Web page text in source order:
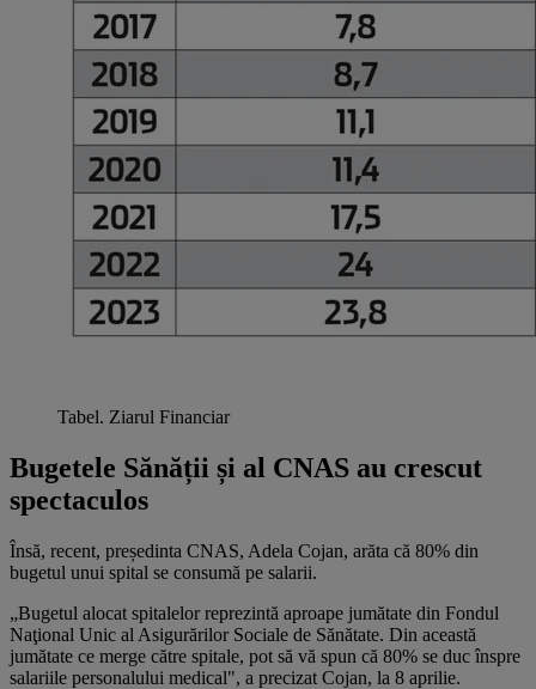
Tabel. Ziarul Financiar
Bugetele Sănății și al CNAS au crescut
spectaculos
Însă, recent, președinta CNAS, Adela Cojan, arăta că 80% din
bugetul unui spital se consumă pe salarii.
„Bugetul alocat spitalelor reprezintă aproape jumătate din Fondul
Naţional Unic al Asigurărilor Sociale de Sănătate. Din această
jumătate ce merge către spitale, pot să vă spun că 80% se duc înspre
salariile personalului medical", a precizat Cojan, la 8 aprilie.